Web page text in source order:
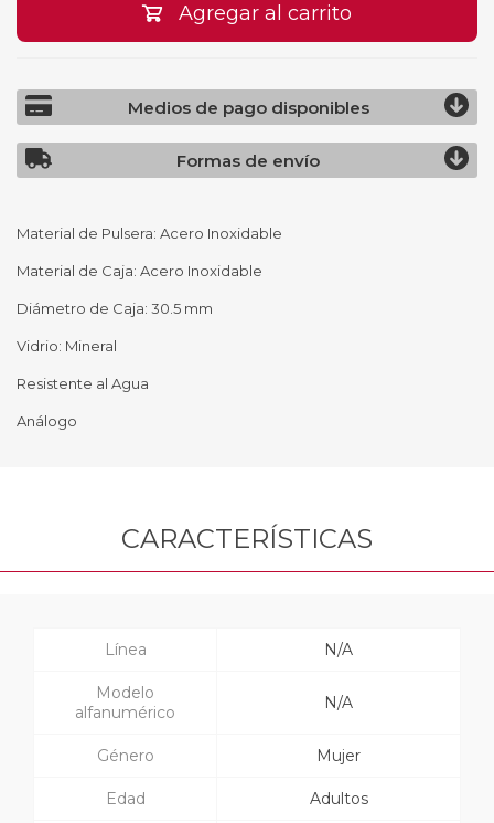
Agregar al carrito
Medios de pago disponibles
Formas de envío
Material de Pulsera: Acero Inoxidable
Material de Caja: Acero Inoxidable
Diámetro de Caja: 30.5 mm
Vidrio: Mineral
Resistente al Agua
Análogo
CARACTERÍSTICAS
Línea N/A
Modelo
alfanumérico
N/A
Género Mujer
Edad Adultos